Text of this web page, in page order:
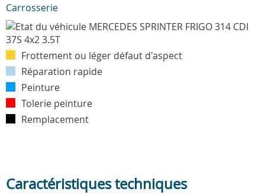
Carrosserie
Frottement ou léger défaut d'aspect
Réparation rapide
Peinture
Tolerie peinture
Remplacement
Caractéristiques techniques